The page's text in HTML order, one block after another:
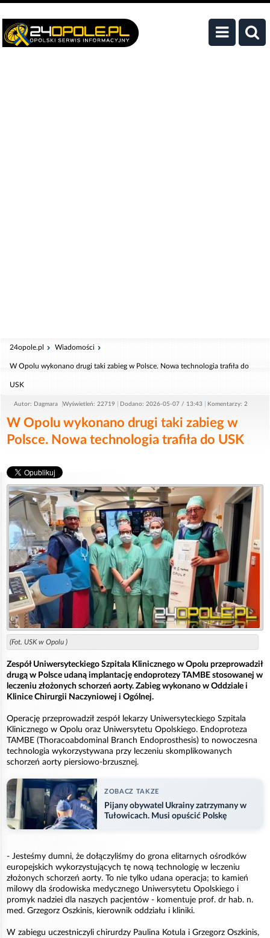
24opole.pl Wiadomości
W Opolu wykonano drugi taki zabieg w Polsce. Nowa technologia trafiła do
USK
Autor: Dagmara Wyświetleń: 22719 Dodano: 2026-05-07 / 13:43 Komentarzy: 2
W Opolu wykonano drugi taki zabieg w
Polsce. Nowa technologia trafiła do USK
(Fot. USK w Opolu )
Zespół Uniwersyteckiego Szpitala Klinicznego w Opolu przeprowadził
drugą w Polsce udaną implantację endoprotezy TAMBE stosowanej w
leczeniu złożonych schorzeń aorty. Zabieg wykonano w Oddziale i
Klinice Chirurgii Naczyniowej i Ogólnej.
Operację przeprowadził zespół lekarzy Uniwersyteckiego Szpitala
Klinicznego w Opolu oraz Uniwersytetu Opolskiego. Endoproteza
TAMBE (Thoracoabdominal Branch Endoprosthesis) to nowoczesna
technologia wykorzystywana przy leczeniu skomplikowanych
schorzeń aorty piersiowo-brzusznej.
ZOBACZ TAKZE
Pijany obywatel Ukrainy zatrzymany w
Tułowicach. Musi opuścić Polskę
- Jesteśmy dumni, że dołączyliśmy do grona elitarnych ośrodków
europejskich wykorzystujących tę nową technologię w leczeniu
złożonych schorzeń aorty. To nie tylko udana operacja; to kamień
milowy dla środowiska medycznego Uniwersytetu Opolskiego i
promyk nadziei dla naszych pacjentów - komentuje prof. dr hab. n.
med. Grzegorz Oszkinis, kierownik oddziału i kliniki.
W zabiegu uczestniczyli chirurdzy Paulina Kotula i Grzegorz Oszkinis,